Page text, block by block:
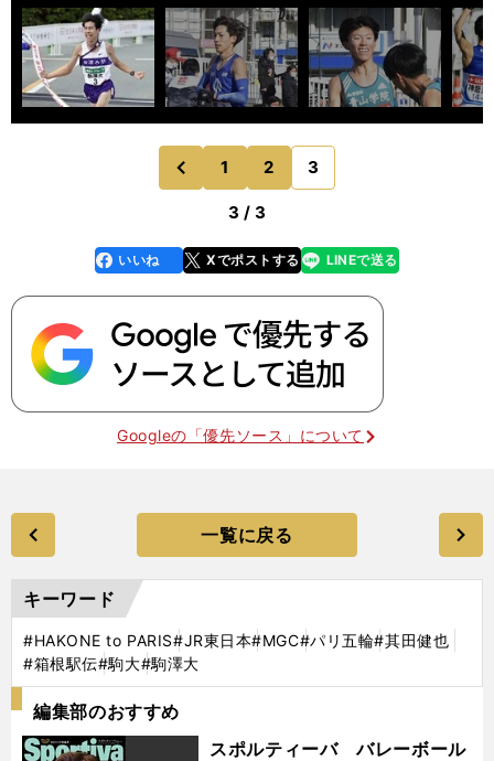
前
のページへ
1 2 3
3 / 3
faceboo
k
いいね Xでポストする
line LINEで送る
Googleの「優先ソース」について
一覧に戻る
キーワード
#HAKONE to PARIS#JR東日本#MGC#パリ五輪#其田健也
#箱根駅伝#駒大#駒澤大
編集部のおすすめ
スポルティーバ バレーボール